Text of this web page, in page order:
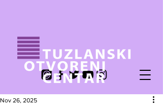
Nov 26, 2025